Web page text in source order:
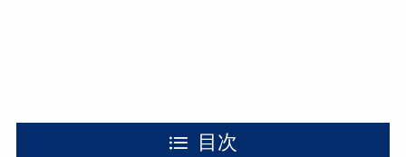
目次